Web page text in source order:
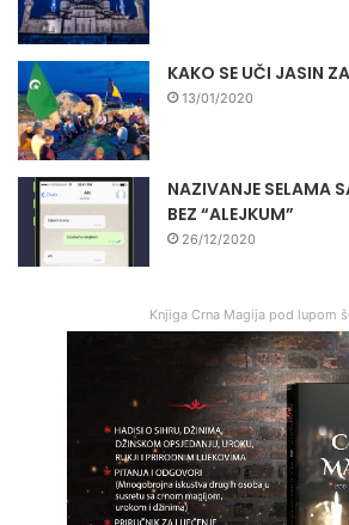
KAKO SE UČI JASIN
13/01/2020
NAZIVANJE SELAMA
BEZ “ALEJKUM”
26/12/2020
Knjiga Crna Magija pod lupom